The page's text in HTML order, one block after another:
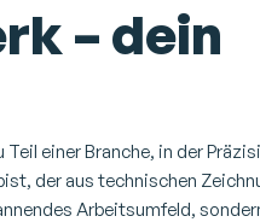
– dein
Teil einer Branche, in der
der aus technischen
Arbeitsumfeld,